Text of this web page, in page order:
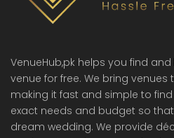
VenueHub,pk helps you find
venue for free. We bring
making it fast and simple to
exact needs and budget so
dream wedding. We provide